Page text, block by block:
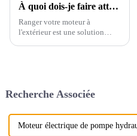
À quoi dois-je faire attention lorsque je stocke des moteurs à l’extérieur ?
Ranger votre moteur à
l'extérieur est une solution
Voici les facteurs clés à prendre
Recherche Associée
Moteur électrique de pompe